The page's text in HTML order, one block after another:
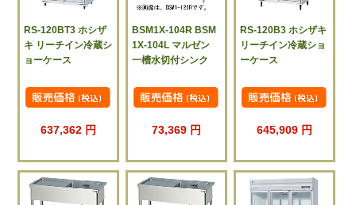
RS-120BT3 ホシザ
キ リーチイン冷蔵シ
ョーケース
637,362 円
BSM1X-104R BSM
1X-104L マルゼン
一槽水切付シンク
73,369 円
RS-120B3 ホシザキ
リーチイン冷蔵ショ
ーケース
645,909 円